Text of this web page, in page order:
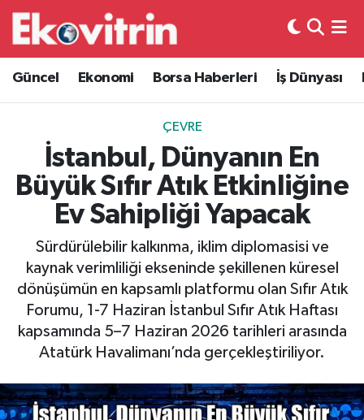
Güncel Ekonomi Borsa Haberleri İş Dünyası
ÇEVRE
İstanbul, Dünyanın En
Büyük Sıfır Atık Etkinliğine
Ev Sahipliği Yapacak
Sürdürülebilir kalkınma, iklim diplomasisi ve
kaynak verimliliği ekseninde şekillenen küresel
dönüşümün en kapsamlı platformu olan Sıfır Atık
Forumu, 1-7 Haziran İstanbul Sıfır Atık Haftası
kapsamında 5–7 Haziran 2026 tarihleri arasında
Atatürk Havalimanı’nda gerçekleştiriliyor.
Güncel
Ekonomi
Borsa Haberleri
İş Dünyası
Lojistik
Otovitrin
Asayiş
Magazin
Gayrimenkul
Hava Durumu
Trafik Durumu
Süper Lig Puan Durumu ve Fikstür
Tüm Manşetler
Son Dakika Haberleri
Haber Arşivi